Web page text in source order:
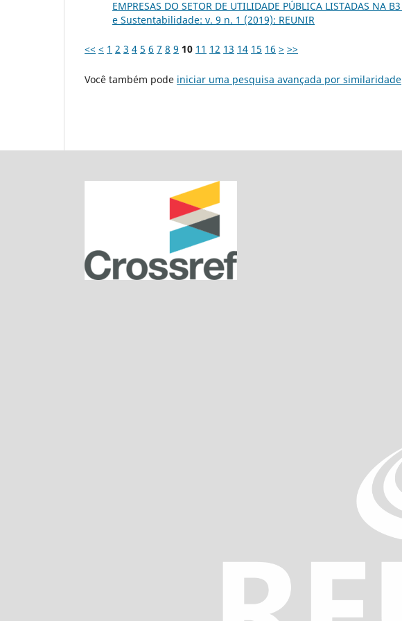
EMPRESAS DO SETOR DE UTILIDADE PÚBLICA LISTADAS NA B3
e Sustentabilidade: v. 9 n. 1 (2019): REUNIR
<< < 1 2 3 4 5 6 7 8 9 10 11 12 13 14 15 16 > >>
Você também pode iniciar uma pesquisa avançada por similaridade